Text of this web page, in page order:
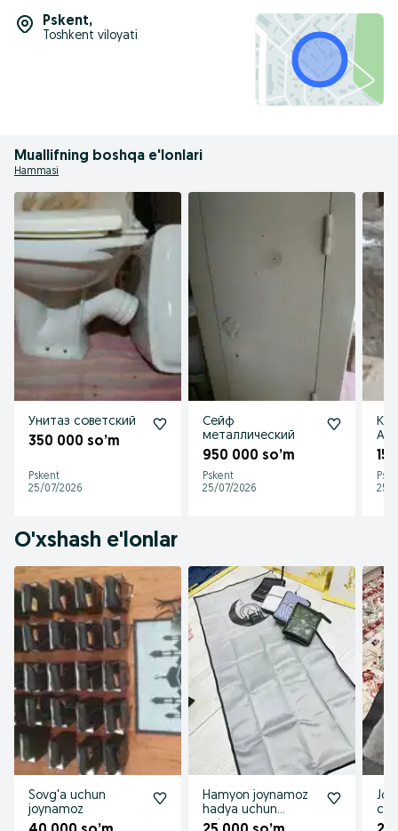
Pskent,
Toshkent viloyati
Muallifning boshqa e'lonlari
Hammasi
Унитаз советский
350 000 so’m
Pskent
25/07/2026
Сейф
металлический
950 000 so’m
Pskent
25/07/2026
25/
O'xshash e'lonlar
Sovg'a uchun
joynamoz
Hamyon joynamoz
hadya uchun
optom